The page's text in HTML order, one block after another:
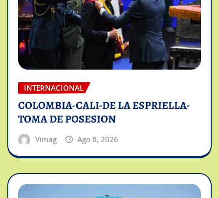
INTERNACIONAL
COLOMBIA-CALI-DE LA ESPRIELLA-
TOMA DE POSESION
Vimag Ago 8, 2026